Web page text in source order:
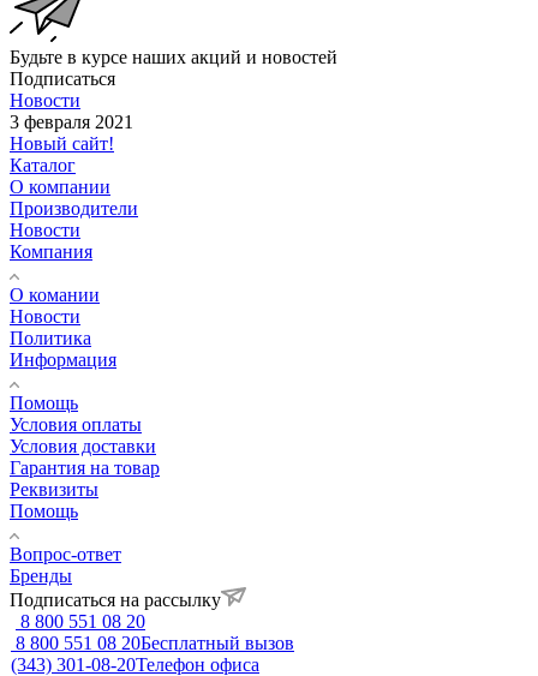
Будьте в курсе наших акций и новостей
Подписаться
Новости
3 февраля 2021
Новый сайт!
Каталог
О компании
Производители
Новости
Компания
О комании
Новости
Политика
Информация
Помощь
Условия оплаты
Условия доставки
Гарантия на товар
Реквизиты
Помощь
Вопрос-ответ
Бренды
Подписаться на рассылку
8 800 551 08 20
8 800 551 08 20Бесплатный вызов
(343) 301-08-20Телефон офиса